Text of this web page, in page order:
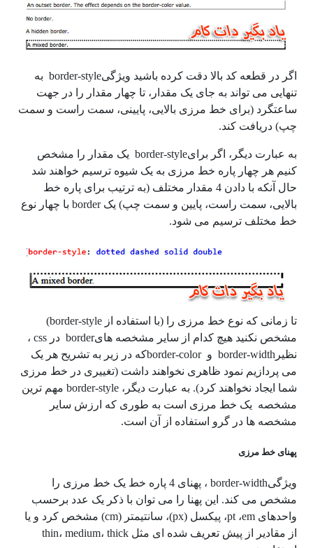
اگر در قطعه کد بالا دقت کرده باشید ویژگیborder-style به
تنهایی می تواند به جای یک مقدار، تا چهار مقدار را در جهت
ساعتگرد (برای خط مرزی بالایی، پایینی، سمت راست و سمت
چپ) دریافت کند.
به عبارت دیگر، اگر برایborder-style یک مقدار را مشخص
کنیم هر چهار پاره خط مرزی به یک شیوه ترسیم خواهند شد
حال آنکه با دادن 4 مقدار مختلف (به ترتیب برای پاره خط
بالایی، سمت راست، پایین و سمت چپ) یک border با چهار نوع
خط مختلف ترسیم می شود.
تا زمانی که نوع خط مرزی را (با استفاده از border-style)
مشخص نکنید هیچ کدام از سایر مشخصه هایborder در css ،
نظیرborder-width و border-colorکه در زیر به تشریح هر یک
می پردازیم نمود ظاهری نخواهند داشت (تغییری در خط مرزی
شما ایجاد نخواهند کرد). به عبارت دیگر، border-style مهم ترین
مشخصه یک خط مرزی است به طوری که ارزش سایر
مشخصه ها در گرو استفاده از آن است.
پهنای خط مرزی
ویژگیborder-width ، پهنای 4 پاره خط یک خط مرزی را
مشخص می کند. این پهنا را می توان با ذکر یک عدد برحسب
واحدهای pt ،em، پیکسل (px)، سانتیمتر (cm) مشخص کرد و یا
از مقادیر از پیش تعریف شده ای مثل thin، medium، thick